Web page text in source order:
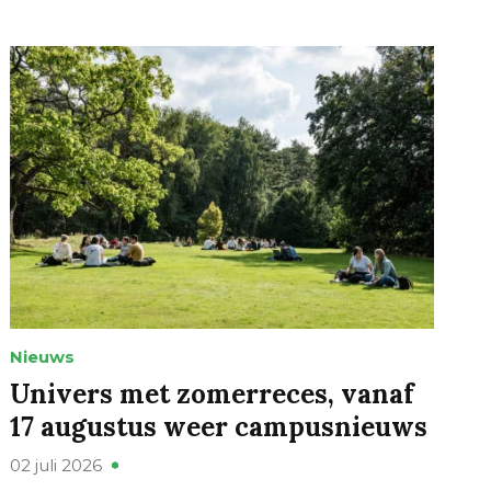
Nieuws
Univers met zomerreces, vanaf
17 augustus weer campusnieuws
02 juli 2026